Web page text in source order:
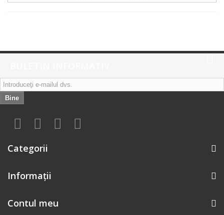
Bine
Categorii
Informaţii
Contul meu